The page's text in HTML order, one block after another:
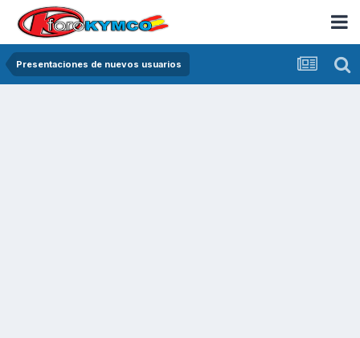
Presentaciones de nuevos usuarios